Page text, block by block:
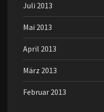
Juli 2013
Mai 2013
April 2013
März 2013
Februar 2013